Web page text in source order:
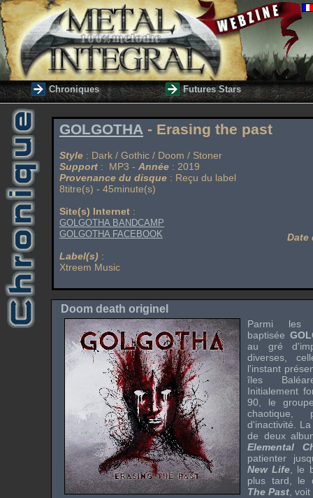
Chroniques Futures Stars
GOLGOTHA - Erasing the past
Style : Dark / Gothic / Doom / Stoner
Support : MP3 - Année : 2019
Provenance du disque : Reçu du label
8titre(s) - 45minute(s)
Site(s) Internet :
GOLGOTHA BANDCAMP
GOLGOTHA FACEBOOK
Label(s) :
Xtreem Music
Date
Doom death originel
Parmi les
baptisée
au gré
diverses,
l'instant
îles
Initialement
90, le
chaotique,
d'inactivité.
de deux
Elemental
patienter
New Life , le
plus tard, le
The Past ,